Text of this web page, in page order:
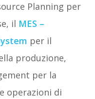
Planning per
il MES –
per il
produzione,
per la
operazioni di